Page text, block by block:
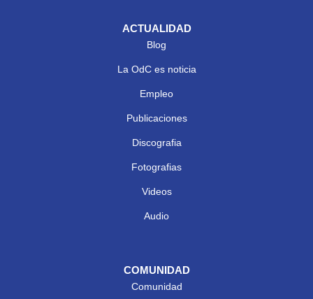
ACTUALIDAD
Blog
La OdC es noticia
Empleo
Publicaciones
Discografia
Fotografias
Videos
Audio
COMUNIDAD
Comunidad